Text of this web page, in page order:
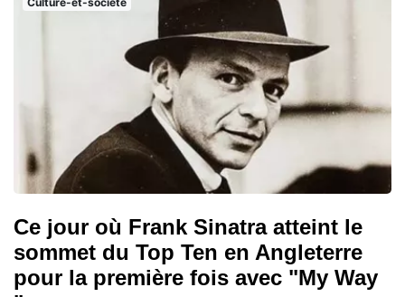
Ce jour où Frank Sinatra atteint le
sommet du Top Ten en Angleterre
pour la première fois avec "My Way